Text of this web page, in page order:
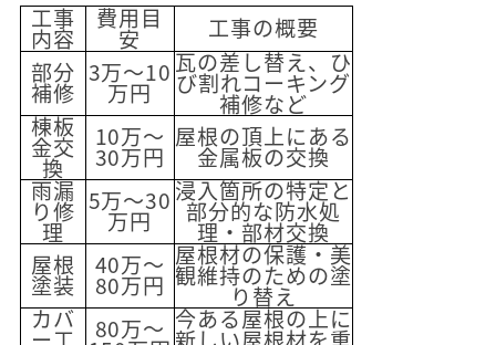
工事
内容
費用目
安
工事の概要
部分
補修
3万～10
万円
瓦の差し替え、ひ
び割れコーキング
補修など
棟板
金交
換
10万～
30万円
屋根の頂上にある
金属板の交換
雨漏
り修
理
5万～30
万円
浸入箇所の特定と
部分的な防水処
理・部材交換
屋根
塗装
40万～
80万円
屋根材の保護・美
観維持のための塗
り替え
カバ 80万～ 今ある屋根の上に